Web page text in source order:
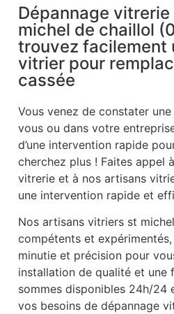
Dépannage
michel de chaillol
trouvez facilement
vitrier pour
cassée
Vous venez de constater
vous ou dans votre
d’une intervention rapide
cherchez plus ! Faites appel
vitrerie et à nos artisans
une intervention rapide et
Nos artisans vitriers st
compétents et
minutie et précision pour
installation de qualité et une
sommes disponibles 24h/24
vos besoins de dépannage